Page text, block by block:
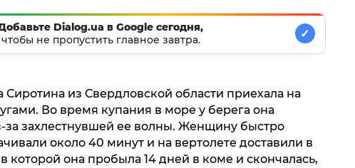
Dialog.ua в Google сегодня,
чтобы не пропустить главное завтра.
✓
из Свердловской области приехала на
Во время купания в море у берега она
за захлестнувшей ее волны. Женщину быстро
около 40 минут и на вертолете доставили в
которой она пробыла 14 дней в коме и скончалась,